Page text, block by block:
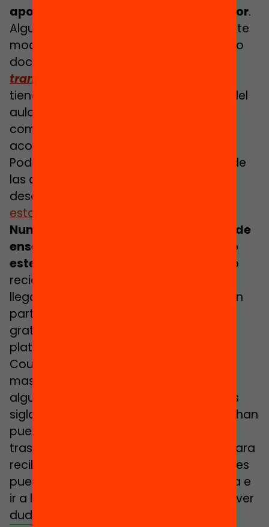
apoyo y acompañamiento del profesor.
Algunas alternativas interesantes de este
modelo que proponemos desde nuestro
documento
transformación digital de la escuela
tienen que ver con el concepto “fuera del
aula” en distintos espacios del entorno
comunitario, con el apoyo y el
acompañamiento correspondiente.
Podemos encontrar un buen resumen de
las dinámicas de trabajo que pueden
desarrollarse dentro y fuera del aula en
esta infografía
Numerosas instituciones educativas de
enseñanza superior ya han adoptado
este método.
Se trata de un fenómeno
reciente que se ha expandido con la
llegada de las tecnologías digitales y, en
particular, con el acceso a los cursos
gratuitos en línea que se ofrecen en
plataformas como la Kahn Academy,
Coursera o Udacity. Los cursos en línea
masivos y abiertos que están dictando
algunas universidades (MOOCS, por sus
siglas en inglés), por poner un ejemplo, han
puesto en duda la necesidad de
trasladarse a la facultad únicamente para
recibir contenidos, ya que los estudiantes
pueden acceder al material desde casa e
ir a la facultad directamente para resolver
dudas con el profesor.